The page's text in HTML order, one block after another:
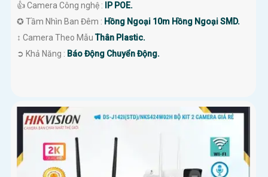
👍 Camera Công nghệ :
IP POE.
✪ Tầm Nhìn Ban Đêm : Hồng Ngoại 10m Hồng Ngoại SMD.
↕️ Camera Theo MẫuThân Plastic.
️➲ Khả Năng : Báo Động Chuyển Động.